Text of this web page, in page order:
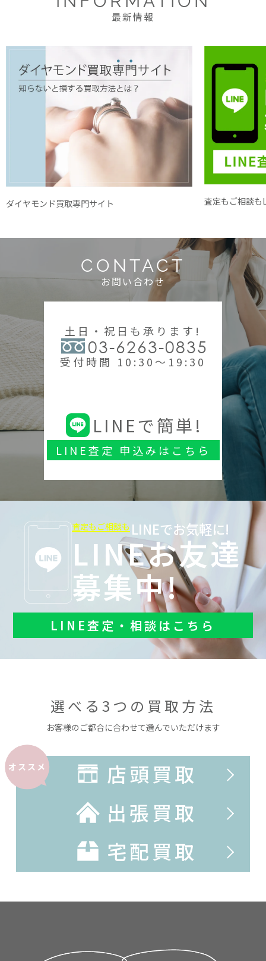
最新情報
ダイヤモンド買取専門サイト 査定もご相談も
CONTACT
お問い合わせ
土日・祝日も承ります!
03-6263-0835
受付時間 10:30～19:30
LINEで簡単!
LINE査定 申込みはこちら
査定もご相談も LINEでお気軽に!
LINEお友達
募集中!
LINE査定・相談はこちら
選べる3つの買取方法
お客様のご都合に合わせて選んでいただけます
オススメ
店頭買取
出張買取
宅配買取